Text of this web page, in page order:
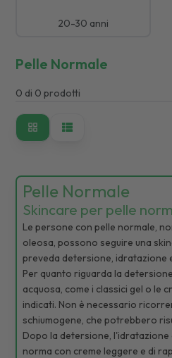
20-30 anni
Pelle Normale
0 di 0 prodotti
Pelle Normale
Skincare per pelle
Le persone con pelle normale,
oleosa, possono seguire una
preveda detersione, idratazione
Per quanto riguarda la
acquosa, come i classici gel o le
indicati. Non è necessario
schiumogene, che potrebbero
Dopo la detersione, l'idratazione
norma con creme leggere e di